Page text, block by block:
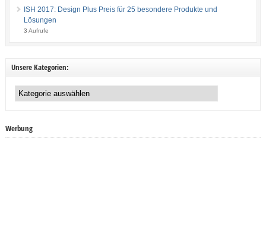
ISH 2017: Design Plus Preis für 25 besondere Produkte und
Lösungen
3 Aufrufe
Unsere Kategorien:
Kategorien:
Werbung